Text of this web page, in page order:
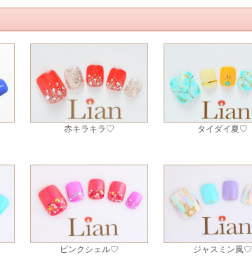
赤キラキラ♡ タイダイ夏♡
ピンクシェル♡ ジャスミン風♡